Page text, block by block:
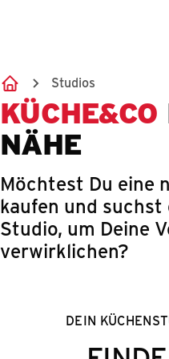
Studios
KÜCHE&CO
NÄHE
Möchtest Du eine
kaufen und suchst
Studio, um Deine
verwirklichen?
DEIN